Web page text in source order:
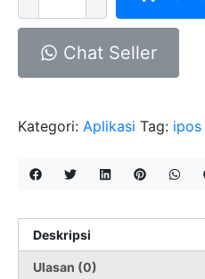
Toko
iPos
Chat Seller
Kategori: Aplikasi Tag: ipos
Deskripsi
Ulasan (0)